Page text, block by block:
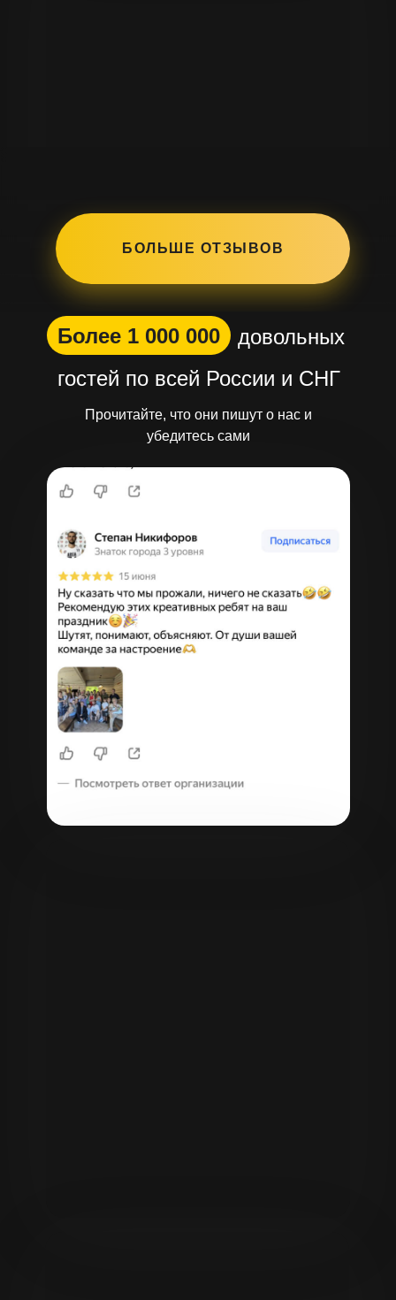
БОЛЬШЕ ОТЗЫВОВ
Более 1 000 000
довольных
гостей по всей России и СНГ
Прочитайте, что они пишут о нас и
убедитесь сами